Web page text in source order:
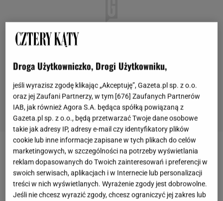
Kwiat Eustoma - charakterystyka
Kwiat eustoma (określany także jako lisianthus) na
pewno widziało większość z was. Bardzo często
Droga Użytkowniczko, Drogi Użytkowniku,
jeśli wyrazisz zgodę klikając „Akceptuję”, Gazeta.pl sp. z o.o.
oraz jej Zaufani Partnerzy, w tym [676] Zaufanych Partnerów
IAB, jak również Agora S.A. będąca spółką powiązaną z
Gazeta.pl sp. z o.o., będą przetwarzać Twoje dane osobowe
takie jak adresy IP, adresy e-mail czy identyfikatory plików
cookie lub inne informacje zapisane w tych plikach do celów
marketingowych, w szczególności na potrzeby wyświetlania
reklam dopasowanych do Twoich zainteresowań i preferencji w
swoich serwisach, aplikacjach i w Internecie lub personalizacji
treści w nich wyświetlanych. Wyrażenie zgody jest dobrowolne.
Jeśli nie chcesz wyrazić zgody, chcesz ograniczyć jej zakres lub